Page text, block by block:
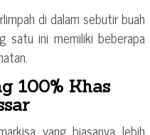
di dalam sebutir buah
satu ini memiliki beberapa
100% Khas
yang biasanya lebih